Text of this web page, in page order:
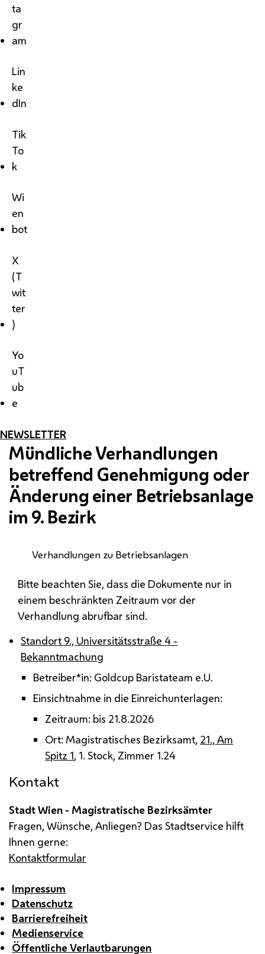
ta
gr
am
Lin
ke
dIn
Tik
To
k
Wi
en
bot
X
(T
wit
ter
)
Yo
uT
ub
e
NEWSLETTER
Mündliche Verhandlungen
betreffend Genehmigung oder
Änderung einer Betriebsanlage
im 9. Bezirk
Verhandlungen zu Betriebsanlagen
Bitte beachten Sie, dass die Dokumente nur in
einem beschränkten Zeitraum vor der
Verhandlung abrufbar sind.
Standort 9., Universitätsstraße 4 -
Bekanntmachung
Betreiber*in: Goldcup Baristateam e.U.
Einsichtnahme in die Einreichunterlagen:
Zeitraum: bis 21.8.2026
Ort: Magistratisches Bezirksamt, 21., Am
Spitz 1, 1. Stock, Zimmer 1.24
Kontakt
Stadt Wien - Magistratische Bezirksämter
Fragen, Wünsche, Anliegen? Das Stadtservice hilft
Ihnen gerne:
Kontaktformular
Impressum
Datenschutz
Barrierefreiheit
Medienservice
Öffentliche Verlautbarungen